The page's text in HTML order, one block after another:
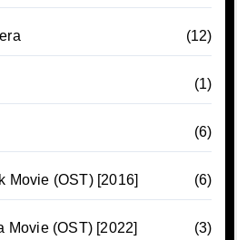
(12)
(1)
(6)
Movie (OST) [2016] (6)
Movie (OST) [2022] (3)